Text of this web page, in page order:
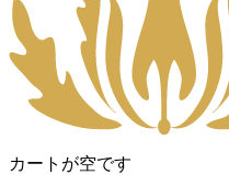
カートが空です